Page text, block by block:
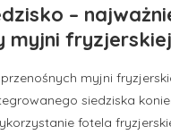
–
myjni fryzjerskiej
myjni
siedziska
fotela